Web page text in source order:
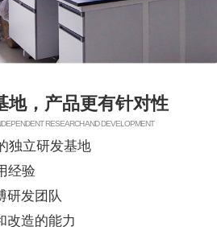
地，产品更有针对性
RESEARCH AND DEVELOPMENT
独立研发基地
经验
研发团队
改造的能力